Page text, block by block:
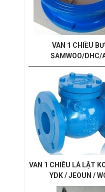
VAN 1 CHIỀU
SAMWOO/DHC/
VAN 1 CHIỀU LÁ LẬT
YDK / JEOUN /